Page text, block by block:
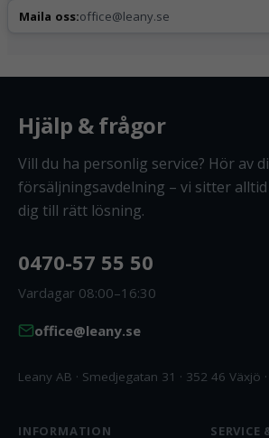
Maila oss:office@leany.se
Hjälp & frågor
Vill du ha personlig service? Hör av
försäljningsavdelning – vi sitter
dig till rätt lösning.
0470-57 55 50
Vardagar 08:00–16:30
office@leany.se
Leany AB · Smedjegatan 31 · 352 46 Växjö
INFORMATION SERVICE